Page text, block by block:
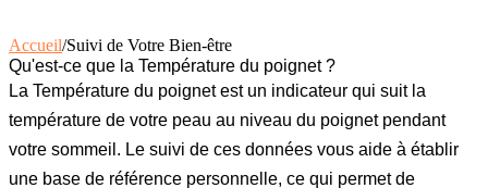
Accueil/Suivi de Votre Bien-être
Qu'est-ce que la Température du poignet ?
La Température du poignetest un indicateur qui suit la
température de votre peau au niveau du poignet pendant
votre sommeil. Le suivi de ces données vous aide à établir
une base de référence personnelle, ce qui permet de